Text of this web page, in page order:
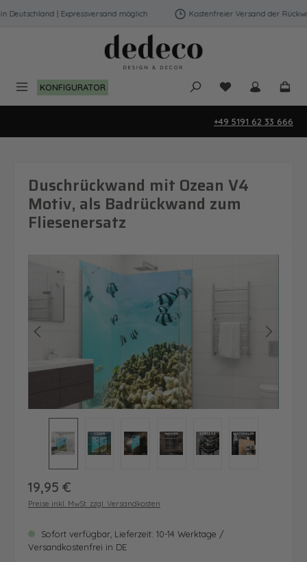
Zum Hauptinhalt springen
| Expressversand möglich Kostenfreier Versand der
KONFIGURATOR Du hast 0
+49 5191 62 33 666
Duschrückwand mit Ozean V4
Motiv, als Badrückwand zum
Fliesenersatz
Bildergalerie überspringen
Regulärer Preis:
19,95 €
Preise inkl. MwSt. zzgl. Versandkosten
Sofort verfügbar, Lieferzeit: 10-14 Werktage /
Versandkostenfrei in DE